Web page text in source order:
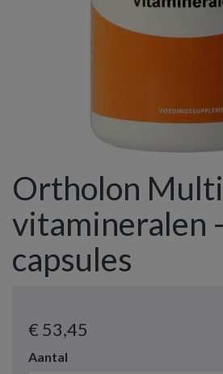
Ortholon Multi
vitamineralen
capsules
€ 53,45
Aantal